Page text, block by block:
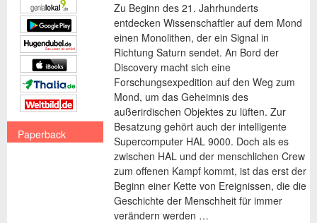
Paperback
Zu Beginn des 21. Jahrhunderts
entdecken Wissenschaftler auf dem Mond
einen Monolithen, der ein Signal in
Richtung Saturn sendet. An Bord der
Discovery macht sich eine
Forschungsexpedition auf den Weg zum
Mond, um das Geheimnis des
außerirdischen Objektes zu lüften. Zur
Besatzung gehört auch der intelligente
Supercomputer HAL 9000. Doch als es
zwischen HAL und der menschlichen Crew
zum offenen Kampf kommt, ist das erst der
Beginn einer Kette von Ereignissen, die die
Geschichte der Menschheit für immer
verändern werden …